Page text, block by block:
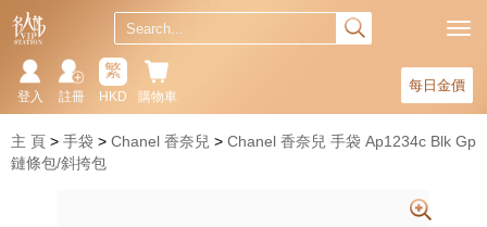
每日金價
購物車
繁
HKD
註冊
登入
主 頁 手袋 Chanel 香奈兒
Chanel 香奈兒 手袋 Ap1234c Blk Gp
鏈條包/斜挎包